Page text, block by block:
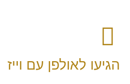
הגיעו לאולפן עם וייז